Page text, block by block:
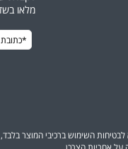
מלאו
השימוש ברכיבי המוצר